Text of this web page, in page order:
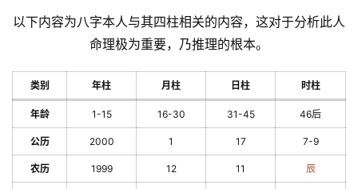
以下内容为八字本人与其四柱相关的内容，这对于分析此人
命理极为重要，乃推理的根本。
类别 年柱 月柱 日柱 时柱
年龄 1-15 16-30 31-45 46后
公历 2000 1 17 7-9
农历 1999 12 11 辰